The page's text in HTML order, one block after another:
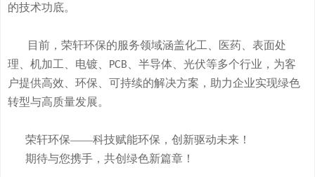
的技术功底。
目前，荣轩环保的服务领域涵盖化工、医药、表面处
理、机加工、电镀、
PCB
、半导体、光伏等多个行业，为客
户提供高效、环保、可持续的解决方案，助力企业实现绿色
转型与高质量发展。
荣轩环保——科技赋能环保，创新驱动未来！
期待与您携手，共创绿色新篇章！